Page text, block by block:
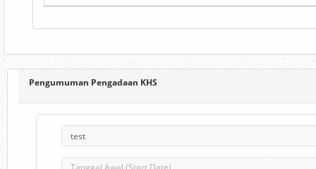
Pengumuman Pengadaan KHS